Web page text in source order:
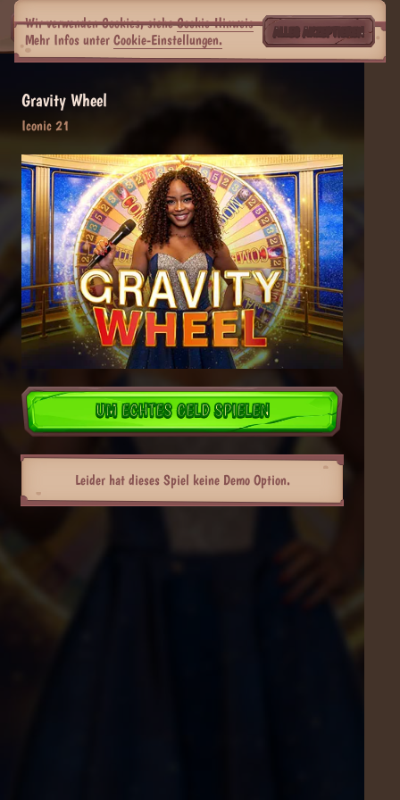
Gravity Wheel
Iconic 21
UM ECHTES GELD SPIELEN
Leider hat dieses Spiel keine Demo Option.
Wir verwenden Cookies, sieheCookie-Hinweis
Mehr Infos unter Cookie-Einstellungen. ALLES AKZEPTIEREN